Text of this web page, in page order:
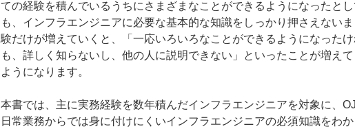
ての経験を積んでいるうちにさまざまなことができるようになったとし
も、インフラエンジニアに必要な基本的な知識をしっかり押さえない
験だけが増えていくと、「一応いろいろなことができるようになった
も、詳しく知らないし、他の人に説明できない」といったことが増えて
ようになります。
本書では、主に実務経験を数年積んだインフラエンジニアを対象に、
日常業務からでは身に付けにくいインフラエンジニアの必須知識をわ